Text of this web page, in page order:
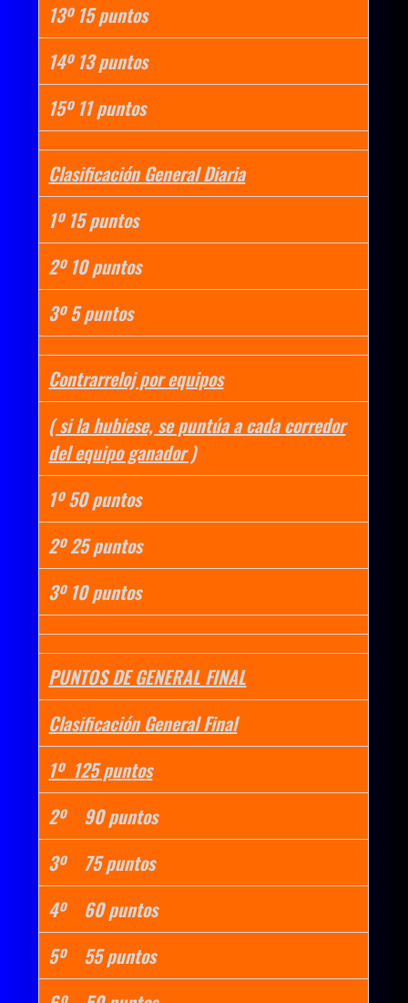
13º 15 puntos
14º 13 puntos
15º 11 puntos
Clasificación General Diaria
1º 15 puntos
2º 10 puntos
3º 5 puntos
Contrarreloj por equipos
( si la hubiese, se puntúa a cada corredor
del equipo ganador )
1º 50 puntos
2º 25 puntos
3º 10 puntos
PUNTOS DE GENERAL FINAL
Clasificación General Final
1º 125 puntos
2º 90 puntos
3º 75 puntos
4º 60 puntos
5º 55 puntos